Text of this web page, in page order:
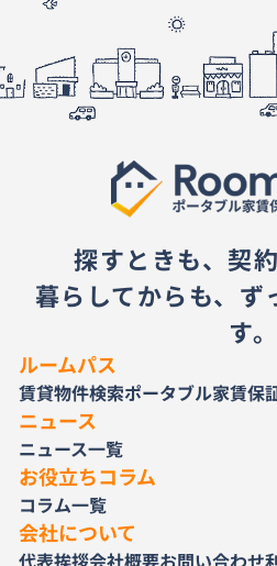
探すときも、契
暮らしてからも、ず
す。
ルームパス
賃貸物件検索ポータブル家賃保
ニュース
ニュース一覧
お役立ちコラム
コラム一覧
会社について
代表挨拶会社概要お問い合わせ